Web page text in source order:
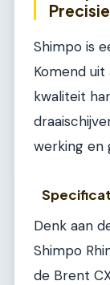
Precisie
Shimpo is
Komend
kwaliteit
werking en
Denk aan
Shimpo
de Brent